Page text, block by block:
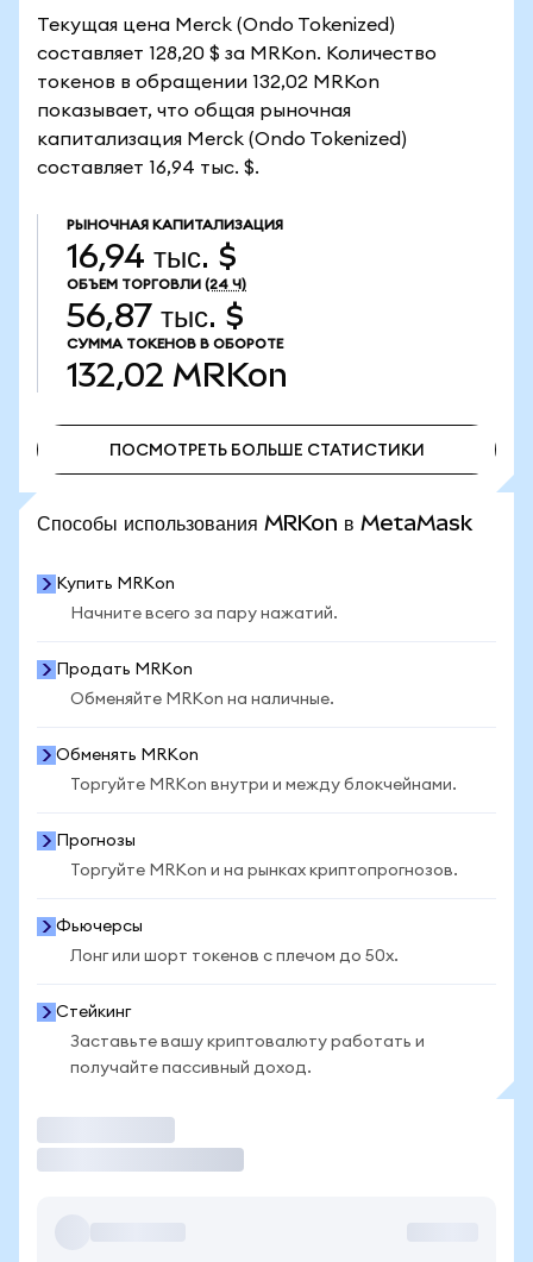
Текущая цена Merck (Ondo Tokenized)
составляет 128,20 $ за MRKon. Количество
токенов в обращении 132,02 MRKon
показывает, что общая рыночная
капитализация Merck (Ondo Tokenized)
составляет 16,94 тыс. $.
РЫНОЧНАЯ КАПИТАЛИЗАЦИЯ
16,94 тыс. $
ОБЪЕМ ТОРГОВЛИ (24 Ч)
56,87 тыс. $
СУММА ТОКЕНОВ В ОБОРОТЕ
132,02 MRKon
ПОСМОТРЕТЬ БОЛЬШЕ СТАТИСТИКИ
Способы использования MRKon в MetaMask
Купить MRKon
Начните всего за пару нажатий.
Продать MRKon
Обменяйте MRKon на наличные.
Обменять MRKon
Торгуйте MRKon внутри и между блокчейнами.
Прогнозы
Торгуйте MRKon и на рынках криптопрогнозов.
Фьючерсы
Лонг или шорт токенов с плечом до 50x.
Стейкинг
Заставьте вашу криптовалюту работать и
получайте пассивный доход.